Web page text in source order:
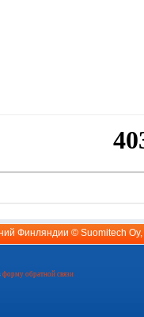
Финляндии © Suomitech Oy
форму обратной связи